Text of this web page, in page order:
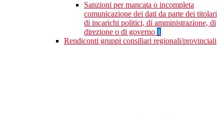
Sanzioni per mancata o incompleta
comunicazione dei dati da parte dei titolari
di incarichi politici, di amministrazione, di
direzione o di governo 1
Rendiconti gruppi consiliari regionali/provinciali